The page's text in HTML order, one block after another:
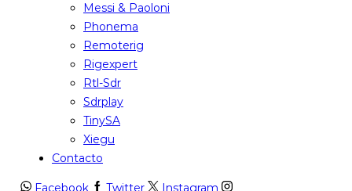
Messi & Paoloni
Phonema
Remoterig
Rigexpert
Rtl-Sdr
Sdrplay
TinySA
Xiegu
Contacto
Facebook Twitter Instagram